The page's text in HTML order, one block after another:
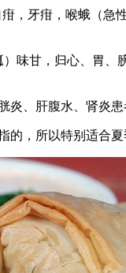
牙疳，喉蛾（急
味甘，归心、胃
、肝腹水、肾炎患
，所以特别适合夏